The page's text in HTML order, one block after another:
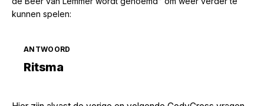
kunnen spelen:
ANTWOORD
Ritsma